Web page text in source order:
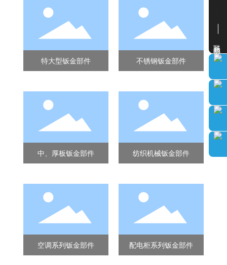
特大型钣金部件 不锈钢钣金部件
中、厚板钣金部件 纺织机械钣金部件
空调系列钣金部件 配电柜系列钣金部件